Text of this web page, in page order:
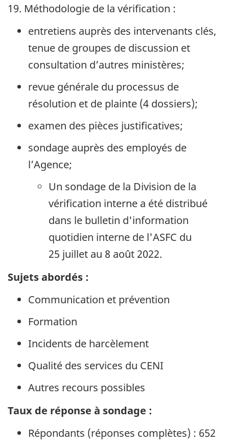
19. Méthodologie de la vérification :
entretiens auprès des intervenants clés,
tenue de groupes de discussion et
consultation d’autres ministères;
revue générale du processus de
résolution et de plainte (4 dossiers);
examen des pièces justificatives;
sondage auprès des employés de
l’Agence;
Un sondage de la Division de la
vérification interne a été distribué
dans le bulletin d'information
quotidien interne de l'ASFC du
25 juillet au 8 août 2022.
Sujets abordés :
Communication et prévention
Formation
Incidents de harcèlement
Qualité des services du CENI
Autres recours possibles
Taux de réponse à sondage :
Répondants (réponses complètes) : 652